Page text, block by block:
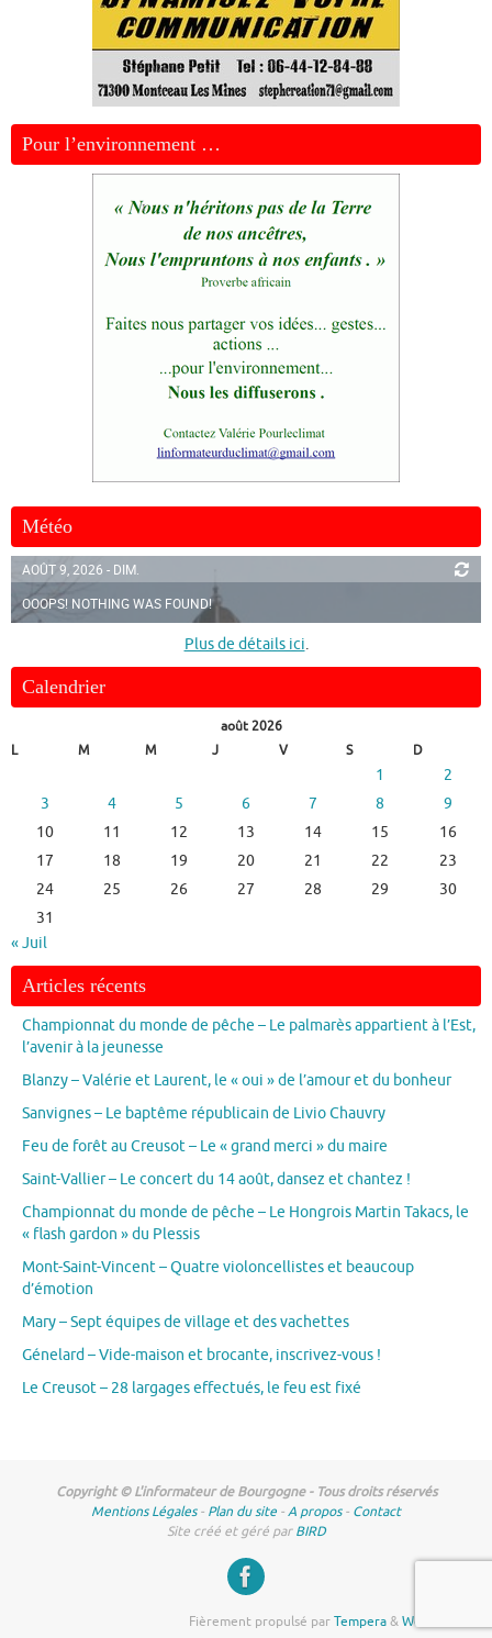
Pour l’environnement …
Météo
AOÛT 9, 2026 - DIM.
OOOPS! NOTHING WAS FOUND!
Plus de détails ici.
Calendrier
août 2026
L
M M J V S D
1
2
3
4 5 6 7 8
9
10
11 12 13 14 15
16
17
18 19 20 21 22
23
24
25 26 27 28 29
30
31
« Juil
Articles récents
Championnat du monde de pêche – Le palmarès appartient à l’Est,
l’avenir à la jeunesse
Blanzy – Valérie et Laurent, le « oui » de l’amour et du bonheur
Sanvignes – Le baptême républicain de Livio Chauvry
Feu de forêt au Creusot – Le « grand merci » du maire
Saint-Vallier – Le concert du 14 août, dansez et chantez !
Championnat du monde de pêche – Le Hongrois Martin Takacs, le
« flash gardon » du Plessis
Mont-Saint-Vincent – Quatre violoncellistes et beaucoup
d’émotion
Mary – Sept équipes de village et des vachettes
Génelard – Vide-maison et brocante, inscrivez-vous !
Le Creusot – 28 largages effectués, le feu est fixé
Copyright © L'informateur de Bourgogne - Tous droits réservés
Mentions Légales- Plan du site -A propos- Contact
Site créé et géré parBIRD
Fièrement propulsé parTempera&WordPress.